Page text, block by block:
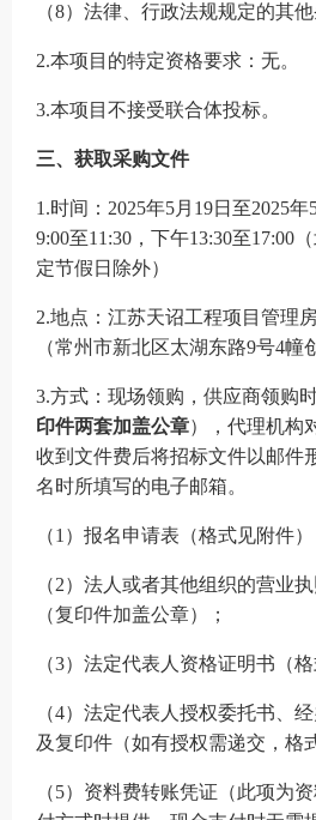
（8）法律、行政法规规定的其他
2.本项目的特定资格要求：无。
3.本项目不接受联合体投标。
三、获取采购文件
1 .时间：2025年5月19日至2025
9:00至11:30，下午13:30至17:00
定节假日除外）
2.地点：江苏天诏工程项目管理
（常州市新北区太湖东路9号4幢
3.方式：现场领购，供应商领购
印件两套加盖公章），代理机构
收到文件费后将招标文件以邮件
名时所填写的电子邮箱。
（1）报名申请表（格式见附件）
（2）法人或者其他组织的营业
（复印件加盖公章）；
（3）法定代表人资格证明书（格
（4）法定代表人授权委托书、
及复印件（如有授权需递交，格
（5）资料费转账凭证（此项为